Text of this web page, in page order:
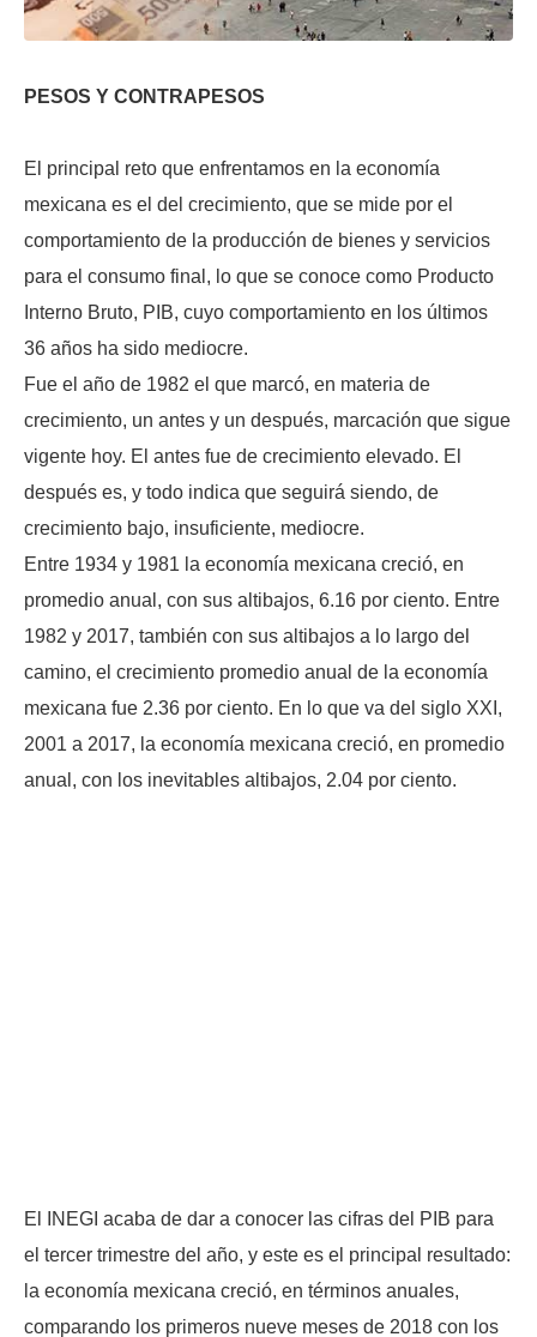
PESOS Y CONTRAPESOS
El principal reto que enfrentamos en la economía
mexicana es el del crecimiento, que se mide por el
comportamiento de la producción de bienes y servicios
para el consumo final, lo que se conoce como Producto
Interno Bruto, PIB, cuyo comportamiento en los últimos
36 años ha sido mediocre.
Fue el año de 1982 el que marcó, en materia de
crecimiento, un antes y un después, marcación que sigue
vigente hoy. El antes fue de crecimiento elevado. El
después es, y todo indica que seguirá siendo, de
crecimiento bajo, insuficiente, mediocre.
Entre 1934 y 1981 la economía mexicana creció, en
promedio anual, con sus altibajos, 6.16 por ciento. Entre
1982 y 2017, también con sus altibajos a lo largo del
camino, el crecimiento promedio anual de la economía
mexicana fue 2.36 por ciento. En lo que va del siglo XXI,
2001 a 2017, la economía mexicana creció, en promedio
anual, con los inevitables altibajos, 2.04 por ciento.
El INEGI acaba de dar a conocer las cifras del PIB para
el tercer trimestre del año, y este es el principal resultado:
la economía mexicana creció, en términos anuales,
comparando los primeros nueve meses de 2018 con los